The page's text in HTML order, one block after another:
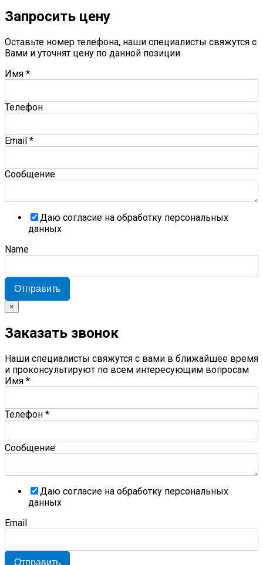
Запросить цену
Оставьте номер телефона, наши специалисты свяжутся с
Вами и уточнят цену по данной позиции
Имя *
Телефон
Email *
Сообщение
Даю согласие на обработку персональных
данных
Name
Отправить
×
Заказать звонок
Наши специалисты свяжутся с вами в ближайшее время
и проконсультируют по всем интересующим вопросам
Имя *
Телефон *
Сообщение
Даю согласие на обработку персональных
данных
Email
Отправить